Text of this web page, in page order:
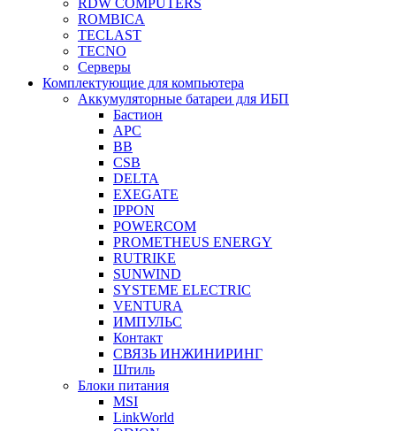
RDW COMPUTERS
ROMBICA
TECLAST
TECNO
Серверы
Комплектующие для компьютера
Аккумуляторные батареи для ИБП
Бастион
APC
BB
CSB
DELTA
EXEGATE
IPPON
POWERCOM
PROMETHEUS ENERGY
RUTRIKE
SUNWIND
SYSTEME ELECTRIC
VENTURA
ИМПУЛЬС
Контакт
СВЯЗЬ ИНЖИНИРИНГ
Штиль
Блоки питания
MSI
LinkWorld